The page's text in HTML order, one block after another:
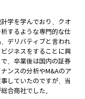
学を学んでおり、クオ
するような専門的な仕
デリバティブと言われ
ジネスをすることに興
、卒業後は国内の証券
ンスの分析やM&Aのア
していたのですが、当
合商社でした。